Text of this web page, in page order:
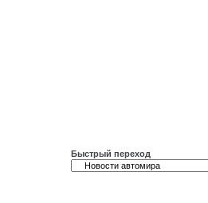
Быстрый переход